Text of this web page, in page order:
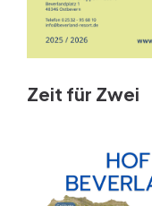
Zeit für Zwei